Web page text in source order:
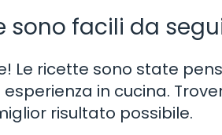
sono facili da
Le ricette sono state
in cucina.
risultato possibile.